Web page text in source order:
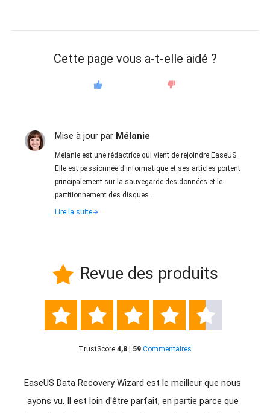
Cette page vous a-t-elle aidé ?
Mise à jour par Mélanie
Mélanie est une rédactrice qui vient de rejoindre EaseUS.
Elle est passionnée d'informatique et ses articles portent
principalement sur la sauvegarde des données et le
partitionnement des disques.
Lire la suite
 Revue des produits
    
TrustScore 4,8 | 59 Commentaires
EaseUS Data Recovery Wizard est le meilleur que nous
ayons vu. Il est loin d'être parfait, en partie parce que